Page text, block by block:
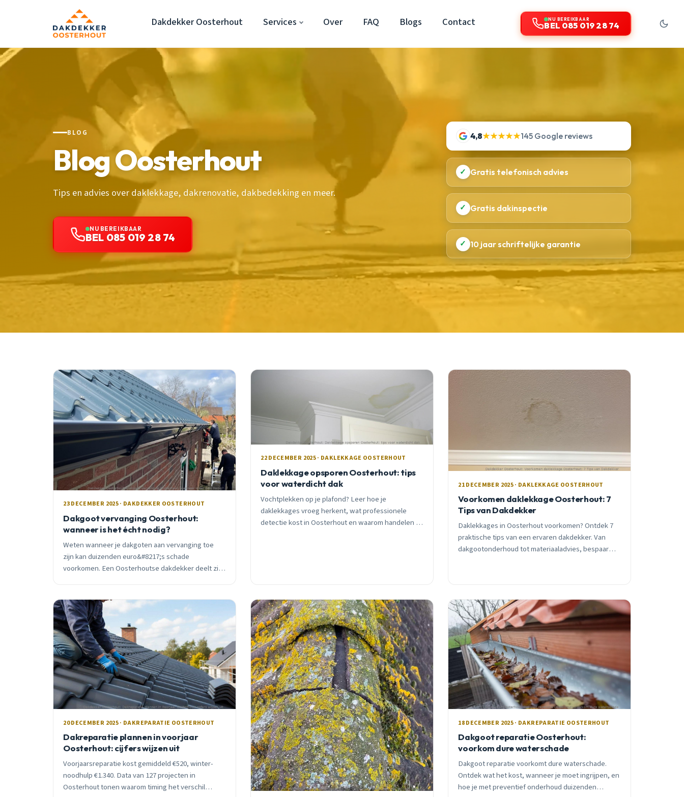
Dakdekker Oosterhout Services Over FAQ Blogs Contact NU BEREIKBAAR
BEL 085 019 28 74
BLOG
Blog Oosterhout
Tips en advies over daklekkage, dakrenovatie, dakbedekking en meer.
NU BEREIKBAAR
BEL 085 019 28 74
4,8★★★★★145 Google reviews
✓ Gratis telefonisch advies
✓ Gratis dakinspectie
✓ 10 jaar schriftelijke garantie
23 DECEMBER 2025 · DAKDEKKER OOSTERHOUT
Dakgoot vervanging Oosterhout:
wanneer is het écht nodig?
Weten wanneer je dakgoten aan vervanging toe
zijn kan duizenden euro&#8217;s schade
voorkomen. Een Oosterhoutse dakdekker deelt zijn
22 DECEMBER 2025 · DAKLEKKAGE OOSTERHOUT
Daklekkage opsporen Oosterhout: tips
voor waterdicht dak
Vochtplekken op je plafond? Leer hoe je
daklekkages vroeg herkent, wat professionele
detectie kost in Oosterhout en waarom handelen in
21 DECEMBER 2025 · DAKLEKKAGE OOSTERHOUT
Voorkomen daklekkage Oosterhout: 7
Tips van Dakdekker
Daklekkages in Oosterhout voorkomen? Ontdek 7
praktische tips van een ervaren dakdekker. Van
dakgootonderhoud tot materiaaladvies, bespaar
20 DECEMBER 2025 · DAKREPARATIE OOSTERHOUT
Dakreparatie plannen in voorjaar
Oosterhout: cijfers wijzen uit
Voorjaarsreparatie kost gemiddeld €520, winter-
noodhulp €1.340. Data van 127 projecten in
Oosterhout tonen waarom timing het verschil
18 DECEMBER 2025 · DAKREPARATIE OOSTERHOUT
Dakgoot reparatie Oosterhout:
voorkom dure waterschade
Dakgoot reparatie voorkomt dure waterschade.
Ontdek wat het kost, wanneer je moet ingrijpen, en
hoe je met preventief onderhoud duizenden